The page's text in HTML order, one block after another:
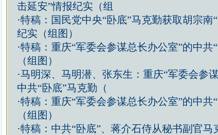
击延安”情报纪实（组
·特稿：国民党中央“卧底”马克勤获取胡宗南
纪实（组图）
·特稿：重庆“军委会参谋总长办公室”的中共
（组图）
·马明深、马明潜、张东生：重庆“军委会参
中共“卧底”马克勤（
·特稿：重庆“军委会参谋总长办公室”的中共
（组图）
·特稿：中共“卧底”、蒋介石侍从秘书副官马